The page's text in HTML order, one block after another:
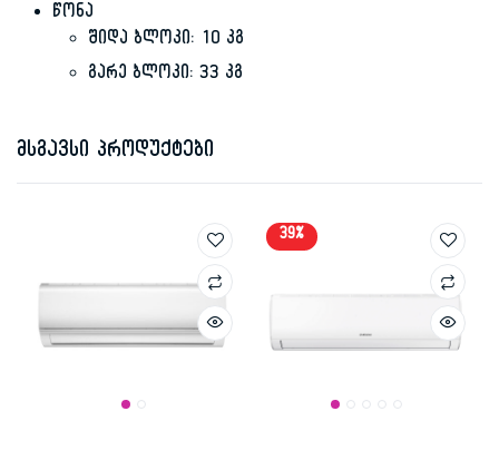
წონა
შიდა ბლოკი: 10 კგ
გარე ბლოკი: 33 კგ
მსგავსი პროდუქტები
39%